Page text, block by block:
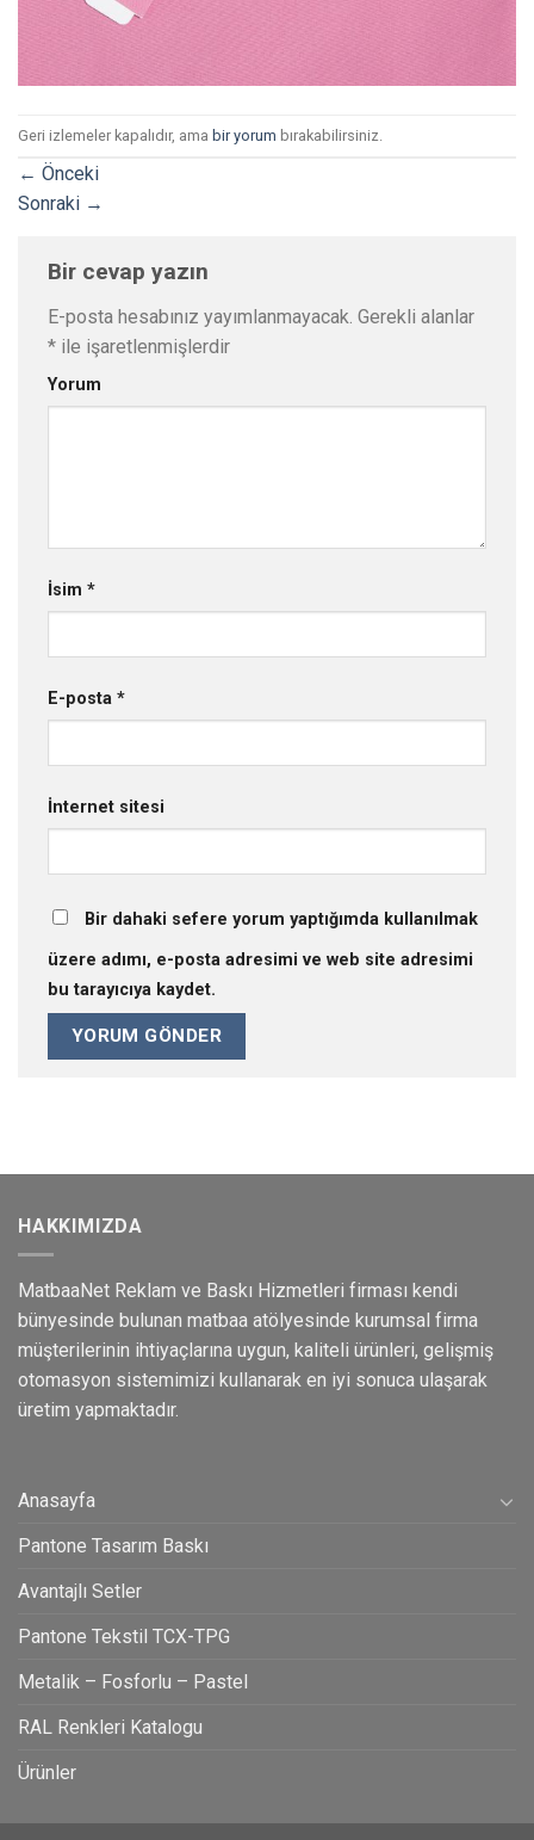
Geri izlemeler kapalıdır, ama bir yorum bırakabilirsiniz.
← Önceki
Sonraki →
Bir cevap yazın
E-posta hesabınız yayımlanmayacak. Gerekli alanlar
* ile işaretlenmişlerdir
Yorum
İsim *
E-posta *
İnternet sitesi
Bir dahaki sefere yorum yaptığımda kullanılmak
üzere adımı, e-posta adresimi ve web site adresimi
bu tarayıcıya kaydet.
HAKKIMIZDA
MatbaaNet Reklam ve Baskı Hizmetleri firması kendi
bünyesinde bulunan matbaa atölyesinde kurumsal firma
müşterilerinin ihtiyaçlarına uygun, kaliteli ürünleri, gelişmiş
otomasyon sistemimizi kullanarak en iyi sonuca ulaşarak
üretim yapmaktadır.
Anasayfa
Pantone Tasarım Baskı
Avantajlı Setler
Pantone Tekstil TCX-TPG
Metalik – Fosforlu – Pastel
RAL Renkleri Katalogu
Ürünler